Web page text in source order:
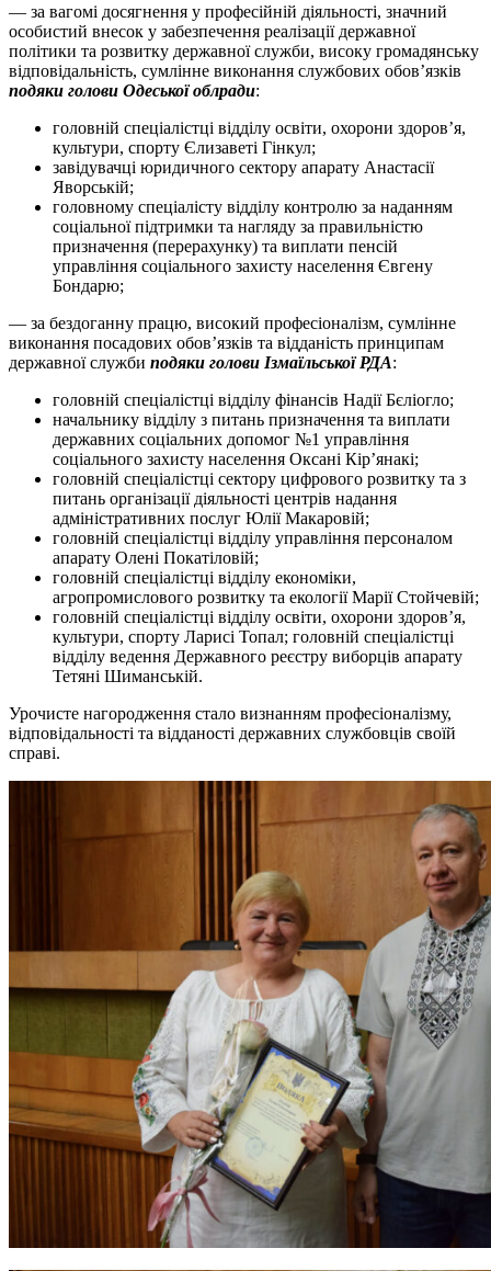
— за вагомі досягнення у професійній діяльності, значний
особистий внесок у забезпечення реалізації державної
політики та розвитку державної служби, високу громадянську
відповідальність, сумлінне виконання службових обов’язків
подяки голови Одеської облради:
головній спеціалістці відділу освіти, охорони здоров’я,
культури, спорту Єлизаветі Гінкул;
завідувачці юридичного сектору апарату Анастасії
Яворській;
головному спеціалісту відділу контролю за наданням
соціальної підтримки та нагляду за правильністю
призначення (перерахунку) та виплати пенсій
управління соціального захисту населення Євгену
Бондарю;
— за бездоганну працю, високий професіоналізм, сумлінне
виконання посадових обов’язків та відданість принципам
державної служби подяки голови Ізмаїльської РДА:
головній спеціалістці відділу фінансів Надії Бєліогло;
начальнику відділу з питань призначення та виплати
державних соціальних допомог №1 управління
соціального захисту населення Оксані Кір’янакі;
головній спеціалістці сектору цифрового розвитку та з
питань організації діяльності центрів надання
адміністративних послуг Юлії Макаровій;
головній спеціалістці відділу управління персоналом
апарату Олені Покатіловій;
головній спеціалістці відділу економіки,
агропромислового розвитку та екології Марії Стойчевій;
головній спеціалістці відділу освіти, охорони здоров’я,
культури, спорту Ларисі Топал; головній спеціалістці
відділу ведення Державного реєстру виборців апарату
Тетяні Шиманській.
Урочисте нагородження стало визнанням професіоналізму,
відповідальності та відданості державних службовців своїй
справі.